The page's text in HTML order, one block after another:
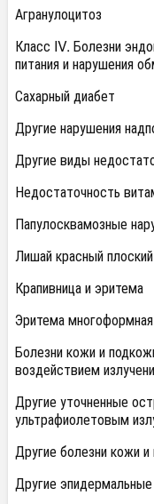
Агранулоцитоз
Класс IV. Болезни
питания и нарушения
Сахарный диабет
Другие нарушения
Другие виды
Недостаточность
Папулосквамозные
Лишай красный плоский
Крапивница и эритема
Эритема многоформная
Болезни кожи и
воздействием
Другие уточненные
ультрафиолетовым
Другие болезни кожи
Другие